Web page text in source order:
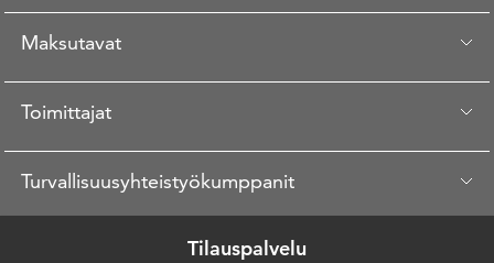
Maksutavat
Toimittajat
Turvallisuusyhteistyökumppanit
Tilauspalvelu